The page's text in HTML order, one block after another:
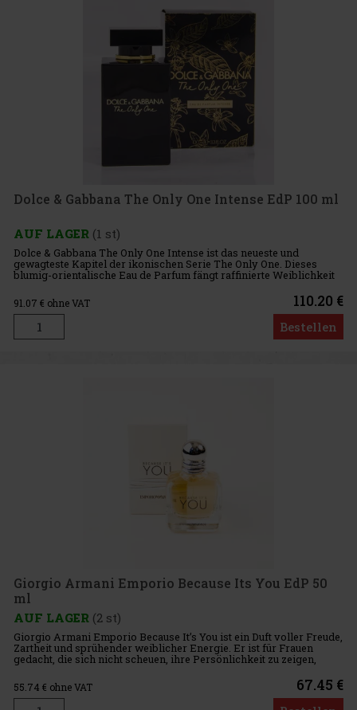
Dolce & Gabbana The Only One Intense EdP 100 ml
AUF LAGER (1 st)
Dolce & Gabbana The Only One Intense ist das neueste und
gewagteste Kapitel der ikonischen Serie The Only One. Dieses
blumig-orientalische Eau de Parfum fängt raffinierte Weiblichkeit
in ihrer intensivsten Form ein – strahlend, sinnlich und unver
91.07 € ohne VAT 110.20 €
Bestellen
Giorgio Armani Emporio Because Its You EdP 50
ml
AUF LAGER (2 st)
Giorgio Armani Emporio Because It’s You ist ein Duft voller Freude,
Zartheit und sprühender weiblicher Energie. Er ist für Frauen
gedacht, die sich nicht scheuen, ihre Persönlichkeit zu zeigen,
mühelos Aufmerksamkeit auf sich ziehen und in jeder Lebe
55.74 € ohne VAT 67.45 €